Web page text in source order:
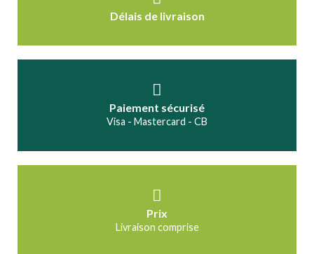
Délais de livraison
Paiement sécurisé
Visa - Mastercard - CB
Prix
Livraison comprise